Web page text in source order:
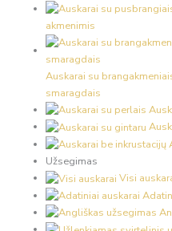
akmenimis
Auskarai su
smaragdais
Užsegimas
Visi